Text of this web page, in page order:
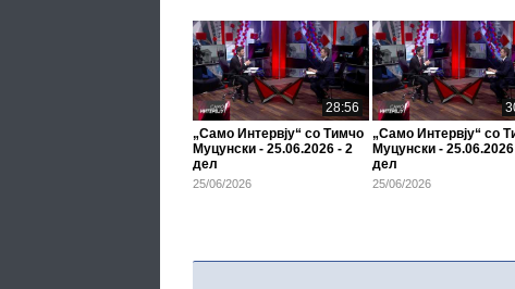
28:56
„Само Интервју“ со Тимчо
Муцунски - 25.06.2026 - 2
дел
25/06/2026
„Само Интервју“ со
Муцунски -
дел
25/06/2026